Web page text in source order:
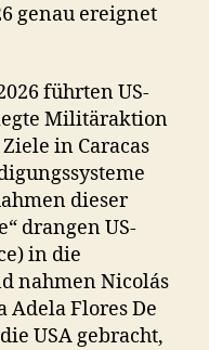
genau ereignet
führten US‐
Militäraktion
in Caracas
dieser
drangen US-
in die
nahmen Nicolás
Adela Flores De
USA gebracht,